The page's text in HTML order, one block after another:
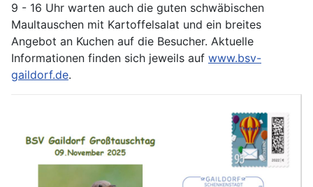
9 - 16 Uhr warten auch die guten schwäbischen
Maultauschen mit Kartoffelsalat und ein breites
Angebot an Kuchen auf die Besucher. Aktuelle
Informationen finden sich jeweils auf www.bsv-
gaildorf.de.